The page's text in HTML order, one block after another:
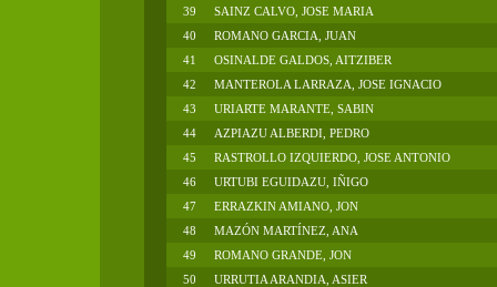
39
SAINZ CALVO, JOSE MARIA
40
ROMANO GARCIA, JUAN
41
OSINALDE GALDOS, AITZIBER
42
MANTEROLA LARRAZA, JOSE IGNACIO
43
URIARTE MARANTE, SABIN
44
AZPIAZU ALBERDI, PEDRO
45
RASTROLLO IZQUIERDO, JOSE ANTONIO
46
URTUBI EGUIDAZU, IÑIGO
47
ERRAZKIN AMIANO, JON
48
MAZÓN MARTÍNEZ, ANA
49
ROMANO GRANDE, JON
50
URRUTIA ARANDIA, ASIER